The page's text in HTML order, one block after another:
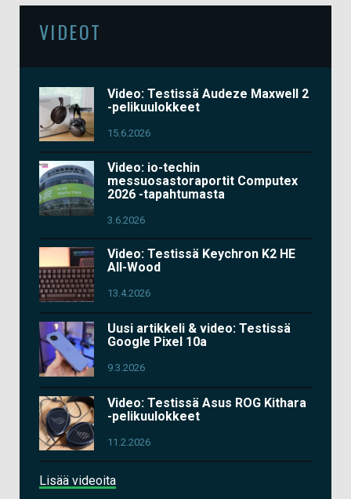
VIDEOT
Video: Testissä Audeze Maxwell 2
-pelikuulokkeet
15.6.2026
Video: io-techin
messuosastoraportit Computex
2026 -tapahtumasta
3.6.2026
Video: Testissä Keychron K2 HE
All-Wood
13.4.2026
Uusi artikkeli & video: Testissä
Google Pixel 10a
9.3.2026
Video: Testissä Asus ROG Kithara
-pelikuulokkeet
11.2.2026
Lisää videoita